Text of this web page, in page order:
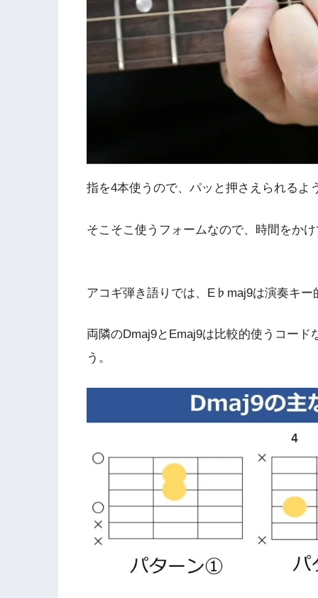
指を4本使うので、パッと押さえられるよ
そこそこ使うフォームなので、時間をか
アコギ弾き語りでは、E♭maj9は演奏キー
両隣のDmaj9とEmaj9は比較的使うコー
う。